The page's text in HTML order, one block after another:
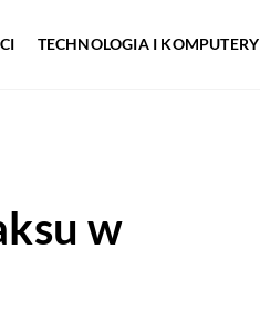
TECHNOLOGIA I KOMPUTERY
w